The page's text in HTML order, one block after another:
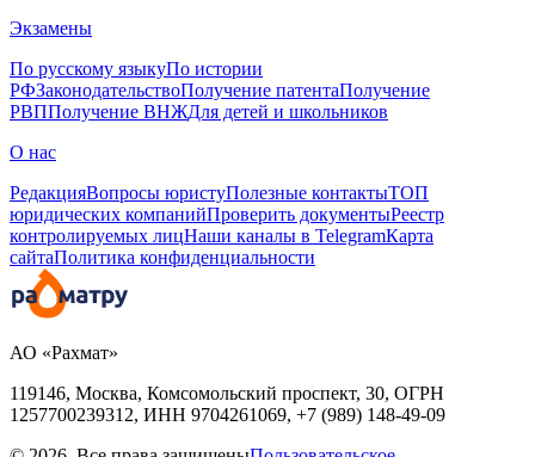
Экзамены
По русскому языкуПо истории
РФЗаконодательствоПолучение патентаПолучение
РВППолучение ВНЖДля детей и школьников
О нас
РедакцияВопросы юристуПолезные контактыТОП
юридических компанийПроверить документыРеестр
контролируемых лицНаши каналы в TelegramКарта
сайтаПолитика конфиденциальности
АО «Рахмат»
119146, Москва, Комсомольский проспект, 30, ОГРН
1257700239312, ИНН 9704261069, +7 (989) 148-49-09